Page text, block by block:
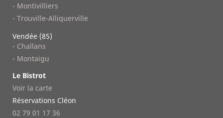
- Montivilliers
- Trouville-Alliquerville
Vendée (85)
- Challans
- Montaigu
Le Bistrot
Voir la carte
Réservations Cléon
02 79 01 17 36